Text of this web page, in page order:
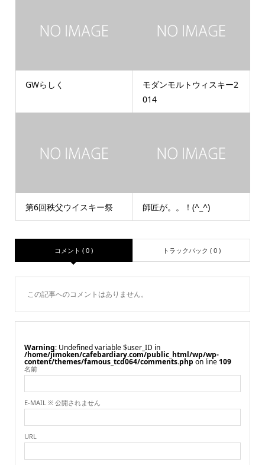
GWらしく
モダンモルトウィスキー2
014
第6回秩父ウイスキー祭 師匠が。。！(^_^)
コメント ( 0 ) トラックバック ( 0 )
この記事へのコメントはありません。
Warning : Undefined variable $user_ID in
/home/jimoken/cafebardiary.com/public_html/wp/wp-
content/themes/famous_tcd064/comments.php on line109
名前
E-MAIL ※ 公開されません
URL